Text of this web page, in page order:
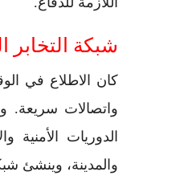
شبكة التخابر
كان الاطلاع في
واتصالات سريعة.
الدوريات
والمدينة، وينشئ